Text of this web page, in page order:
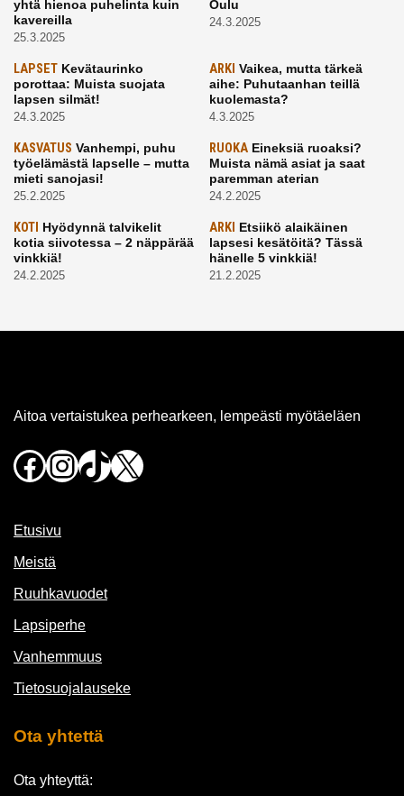
yhtä hienoa puhelinta kuin
kavereilla
25.3.2025
Oulu
24.3.2025
LAPSET Kevätaurinko
porottaa: Muista suojata
lapsen silmät!
24.3.2025
ARKI Vaikea, mutta tärkeä
aihe: Puhutaanhan teillä
kuolemasta?
4.3.2025
KASVATUS Vanhempi, puhu
työelämästä lapselle – mutta
mieti sanojasi!
25.2.2025
RUOKAEineksiä ruoaksi?
Muista nämä asiat ja saat
paremman aterian
24.2.2025
KOTI Hyödynnä talvikelit
kotia siivotessa – 2 näppärää
vinkkiä!
24.2.2025
ARKI Etsiikö alaikäinen
lapsesi kesätöitä? Tässä
hänelle 5 vinkkiä!
21.2.2025
Aitoa vertaistukea perhearkeen, lempeästi myötäeläen
Facebook
Instagram
TikTok
X
Etusivu
Meistä
Ruuhkavuodet
Lapsiperhe
Vanhemmuus
Tietosuojalauseke
Ota yhtettä
Ota yhteyttä: